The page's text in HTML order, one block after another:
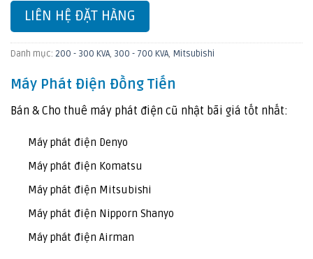
LIÊN HỆ ĐẶT HÀNG
Danh mục: 200 - 300 KVA, 300 - 700 KVA, Mitsubishi
Máy Phát Điện Đồng Tiến
Bán & Cho thuê máy phát điện cũ nhật bãi giá tốt nhất:
Máy phát điện Denyo
Máy phát điện Komatsu
Máy phát điện Mitsubishi
Máy phát điện Nipporn Shanyo
Máy phát điện Airman